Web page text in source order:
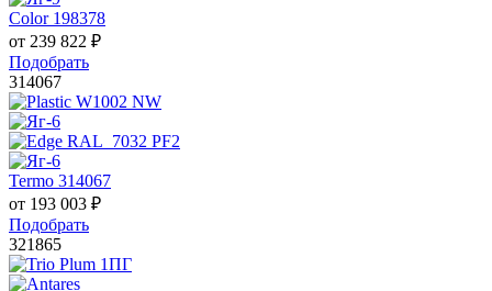
Color 198378
от 239 822 ₽
Подобрать
314067
Termo 314067
от 193 003 ₽
Подобрать
321865